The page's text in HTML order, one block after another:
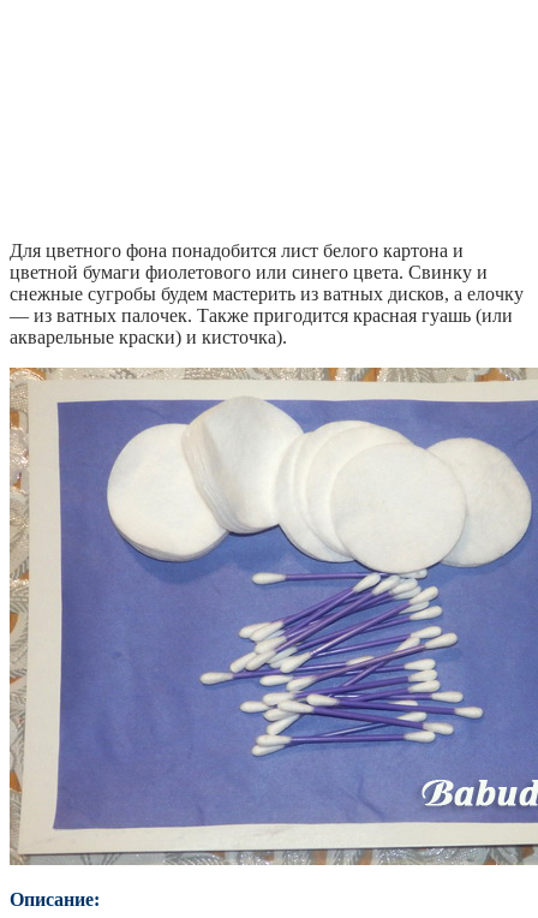
Для цветного фона понадобится лист белого картона и
цветной бумаги фиолетового или синего цвета. Свинку и
снежные сугробы будем мастерить из ватных дисков, а елочку
— из ватных палочек. Также пригодится красная гуашь (или
акварельные краски) и кисточка).
Описание: